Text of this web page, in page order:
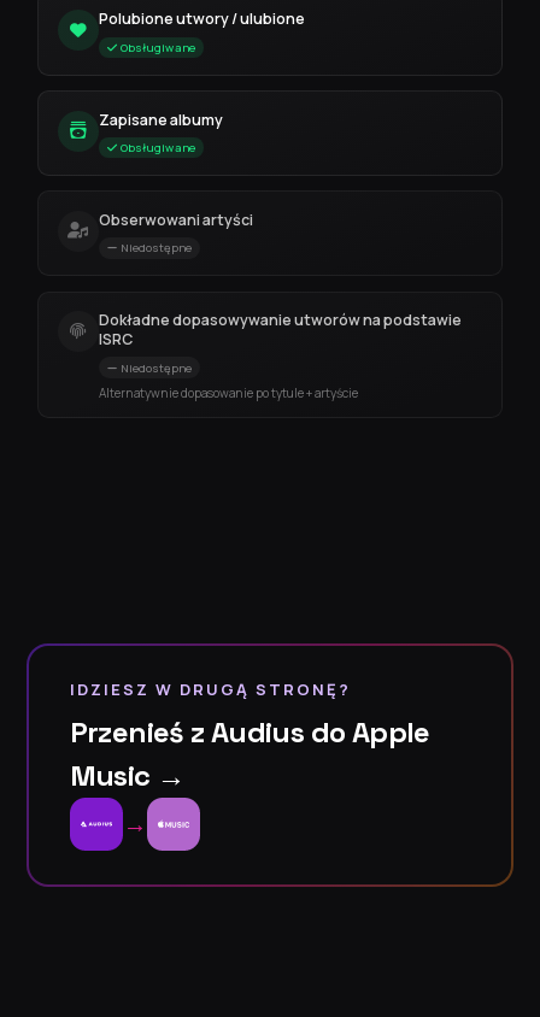
Polubione utwory / ulubione
Obsługiwane
Zapisane albumy
Obsługiwane
Obserwowani artyści
Niedostępne
Dokładne dopasowywanie utworów na podstawie
ISRC
Niedostępne
Alternatywnie dopasowanie po tytule + artyście
IDZIESZ W DRUGĄ STRONĘ?
Przenieś z Audius do Apple
Music →
→